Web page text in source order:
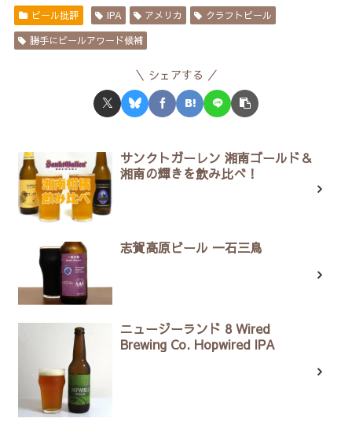
ビール批評 IPA アメリカ
クラフトビール
勝手にビールアワード候補
シェアする
サンクトガーレン 湘南ゴールド＆
湘南の輝きを飲み比べ！
志賀高原ビール 一石三鳥
ニュージーランド 8 Wired
Brewing Co. Hopwired IPA